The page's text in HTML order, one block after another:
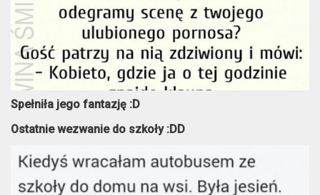
Spełniła jego fantazję :D
Ostatnie wezwanie do szkoły :DD